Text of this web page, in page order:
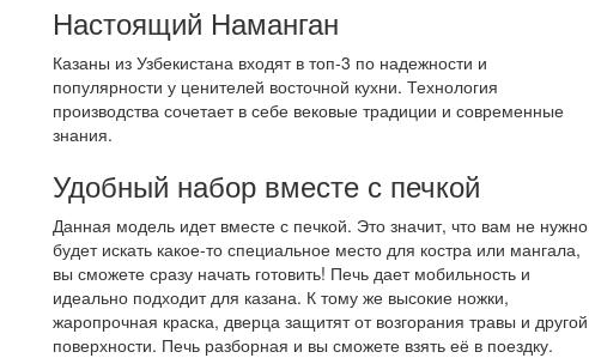
Настоящий Наманган
Казаны из Узбекистана входят в топ-3 по надежности и
популярности у ценителей восточной кухни. Технология
производства сочетает в себе вековые традиции и современные
знания.
Удобный набор вместе с печкой
Данная модель идет вместе с печкой. Это значит, что вам не нужно
будет искать какое-то специальное место для костра или мангала,
вы сможете сразу начать готовить! Печь дает мобильность и
идеально подходит для казана. К тому же высокие ножки,
жаропрочная краска, дверца защитят от возгорания травы и другой
поверхности. Печь разборная и вы сможете взять её в поездку.